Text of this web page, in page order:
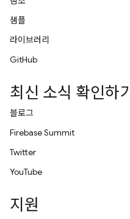
샘플
라이브러리
GitHub
최신 소식 확인하기
블로그
Firebase Summit
Twitter
YouTube
지원